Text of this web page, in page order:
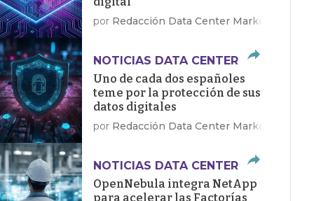
por Redacción Data Center Market
NOTICIAS DATA CENTER
Uno de cada dos españoles
teme por la protección de sus
datos digitales
por Redacción Data Center Market
NOTICIAS DATA CENTER
OpenNebula integra NetApp
para acelerar las Factorías